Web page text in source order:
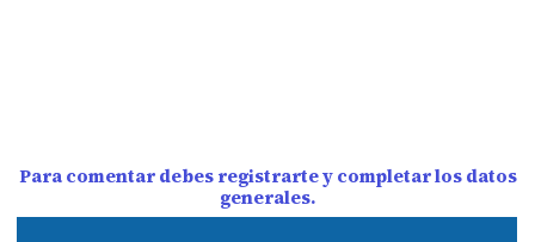
Para comentar debes registrarte y completar los datos
generales.